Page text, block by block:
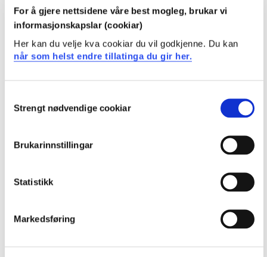
For å gjere nettsidene våre best mogleg, brukar vi
informasjonskapslar (cookiar)
Her kan du velje kva cookiar du vil godkjenne. Du kan
når som helst endre tillatinga du gir her.
Selection
Strengt nødvendige cookiar
Brukarinnstillingar
Statistikk
Markedsføring
MAS3-307
Masteroppgåve i læring og undervisning
Valg av fordjuping
Krav: 30 studiepoeng
Valgfrie emner
MAS3-302